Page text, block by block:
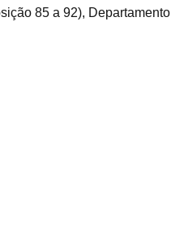
85 a 92), Departamento